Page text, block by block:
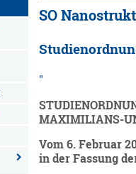
SO
MAXIMILIANS-
Vom 6. Februar
in der Fassung